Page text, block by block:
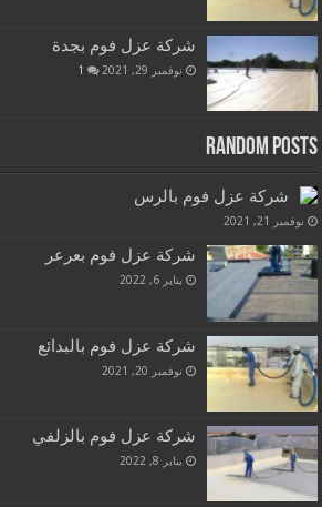
شركة عزل فوم بجدة
نوفمبر 29, 2021 1
Random Posts
شركة عزل فوم بالرس
نوفمبر 21, 2021
شركة عزل فوم بعرعر
يناير 6, 2022
شركة عزل فوم بالبدائع
نوفمبر 20, 2021
شركة عزل فوم بالزلفي
يناير 8, 2022